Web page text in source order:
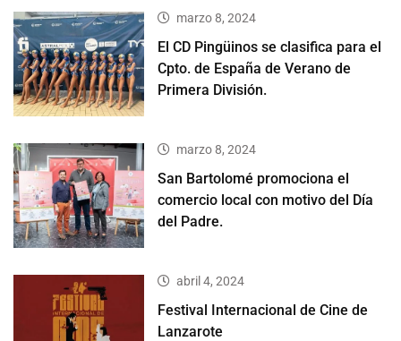
marzo 8, 2024
El CD Pingüinos se clasifica para el
Cpto. de España de Verano de
Primera División.
marzo 8, 2024
San Bartolomé promociona el
comercio local con motivo del Día
del Padre.
abril 4, 2024
Festival Internacional de Cine de
Lanzarote